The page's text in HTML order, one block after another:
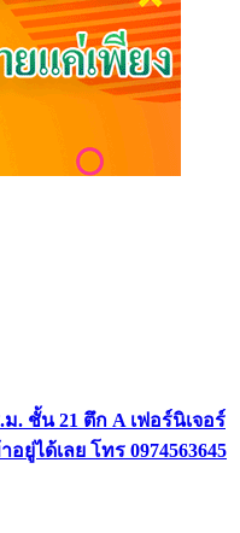
. ชั้น 21 ตึก A เฟอร์นิเจอร์
ยู่ได้เลย โทร 0974563645